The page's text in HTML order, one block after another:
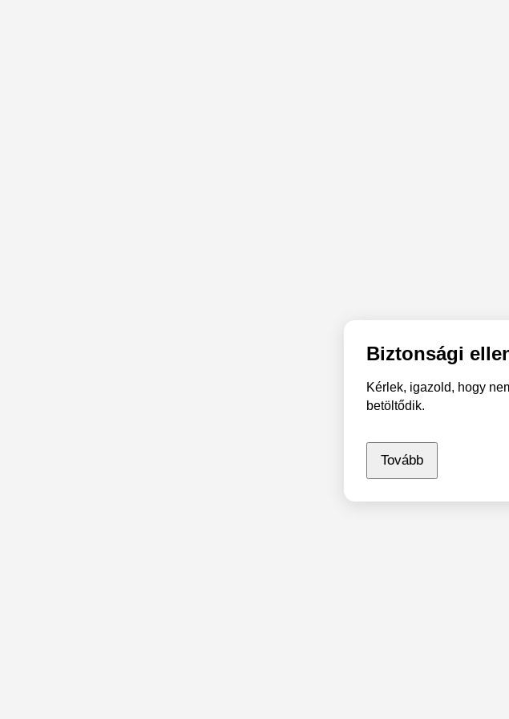
Biztonsági
Kérlek, igazold, hogy
betöltődik.
Tovább